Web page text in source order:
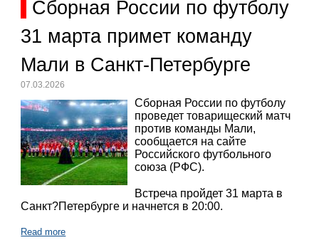
Сборная России по футболу
31 марта примет команду
Мали в Санкт-Петербурге
07.03.2026
Сборная России по футболу
проведет товарищеский матч
против команды Мали,
сообщается на сайте
Российского футбольного
союза (РФС).
Встреча пройдет 31 марта в
Санкт?Петербурге и начнется в 20:00.
Read more